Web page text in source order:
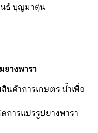
นธ์ บุญมาตุ่น
ยางพารา
นค้าการเกษตร น้ำเพื่อ
การแปรรูปยางพารา